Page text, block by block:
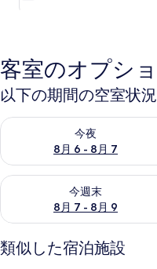
客室のオプシ
以下の期間の空室状
今夜
8月 6 - 8月 7
今夜 8月 6 - 8月 7 の空室状
今週末
8月 7 - 8月 9
今週末 8月 7 - 8月 9 の空室
類似した宿泊施設